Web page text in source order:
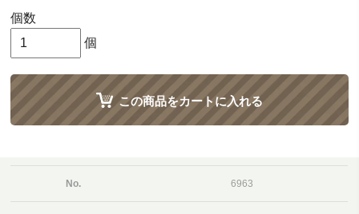
個数
個
この商品をカートに入れる
No. 6963